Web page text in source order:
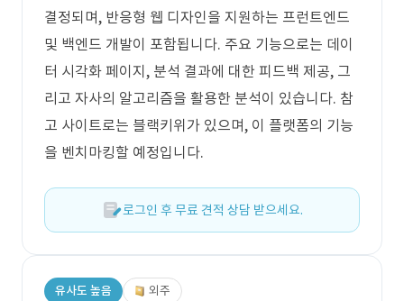
결정되며, 반응형 웹 디자인을 지원하는 프런트엔드
및 백엔드 개발이 포함됩니다. 주요 기능으로는 데이
터 시각화 페이지, 분석 결과에 대한 피드백 제공, 그
리고 자사의 알고리즘을 활용한 분석이 있습니다. 참
고 사이트로는 블랙키위가 있으며, 이 플랫폼의 기능
을 벤치마킹할 예정입니다.
로그인 후 무료 견적 상담 받으세요.
유사도 높음 외주